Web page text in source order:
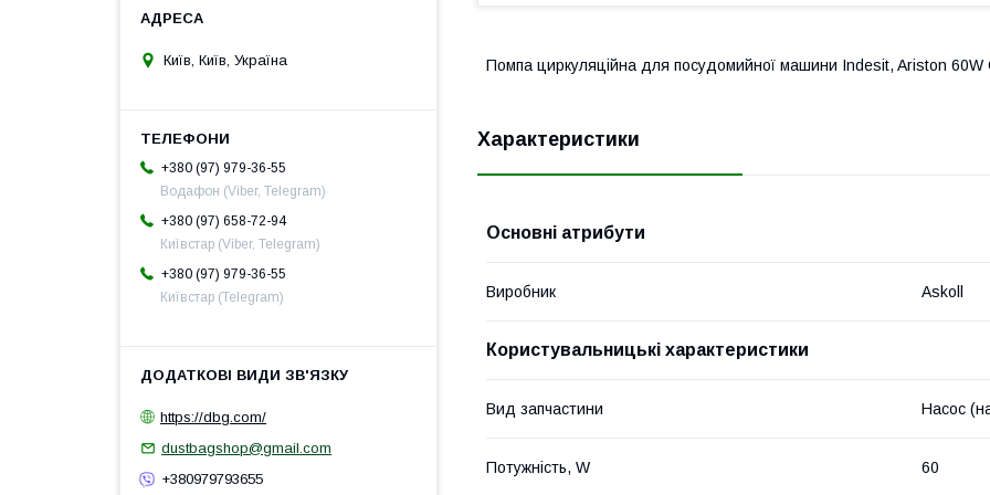
Помпа циркуляційна для посудомийної машини Indesit, Ariston 60W
Характеристики
Основні атрибути
Виробник Askoll
Користувальницькі характеристики
Вид запчастини Насос
Потужність, W 60
Київ, Київ, Україна
+380 (97) 979-36-55
Водафон (Viber, Telegram)
+380 (97) 658-72-94
Київстар (Viber, Telegram)
+380 (97) 979-36-55
Київстар (Telegram)
https://dbg.com/
dustbagshop@gmail.com
+380979793655